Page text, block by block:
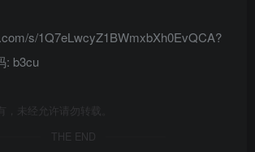
s/1Q7eLwcyZ1BWmxbXh0EvQCA?
: b3cu
，未经允许请勿转载。
THE END